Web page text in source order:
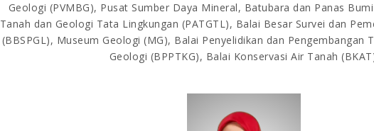
Geologi (PVMBG), Pusat Sumber Daya Mineral, Batubara dan Panas
Tanah dan Geologi Tata Lingkungan (PATGTL), Balai Besar Survei dan
(BBSPGL), Museum Geologi (MG), Balai Penyelidikan dan Pengembangan
Geologi (BPPTKG), Balai Konservasi Air Tanah